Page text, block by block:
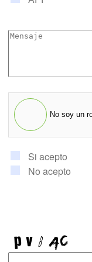
No soy un
Si acepto
No acepto